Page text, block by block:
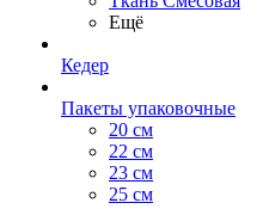
Ещё
Кедер
Пакеты упаковочные
20 см
22 см
23 см
25 см